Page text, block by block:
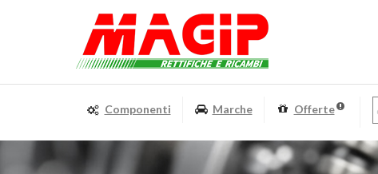
Componenti Marche Offerte